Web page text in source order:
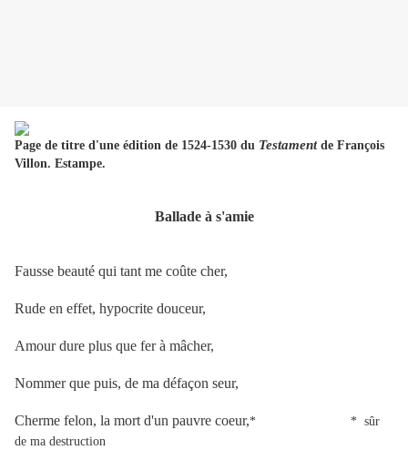
Page de titre d'une édition de 1524-1530 du Testament de François
Villon. Estampe.
Ballade à s'amie
Fausse beauté qui tant me coûte cher,
Rude en effet, hypocrite douceur,
Amour dure plus que fer à mâcher,
Nommer que puis, de ma défaçon seur,
Cherme felon, la mort d'un pauvre coeur,* * sûr
de ma destruction